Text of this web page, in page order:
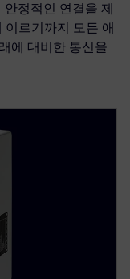
정적인 연결을 제
르기까지 모든 애
에 대비한 통신을